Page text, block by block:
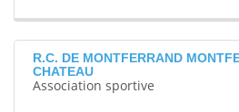
R.C. DE MONTFERRAND
CHATEAU
Association sportive